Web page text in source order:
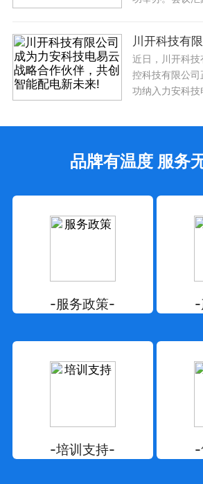
近日，川开科
控科技有限公
功纳入力安科
品牌有温度 服务
-服务政策- -
-培训支持- -